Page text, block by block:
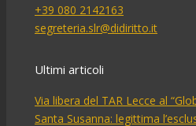
+39 080 2142163
segreteria.slr@didiritto.it
Ultimi articoli
Via libera del TAR Lecce al
Santa Susanna: legittima